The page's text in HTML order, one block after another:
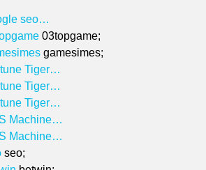
seo…
03topgame;
gamesimes;
Tiger…
Tiger…
Tiger…
Machine…
Machine…
seo;